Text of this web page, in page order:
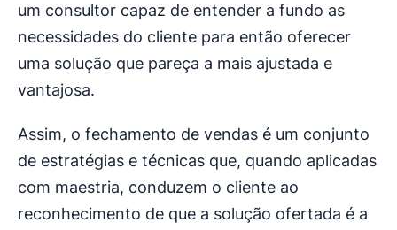
um consultor capaz de entender a fundo as
necessidades do cliente para então oferecer
uma solução que pareça a mais ajustada e
vantajosa.
Assim, o fechamento de vendas é um conjunto
de estratégias e técnicas que, quando aplicadas
com maestria, conduzem o cliente ao
reconhecimento de que a solução ofertada é a